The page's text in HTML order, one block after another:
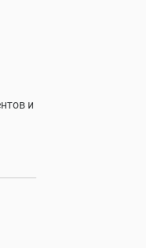
и